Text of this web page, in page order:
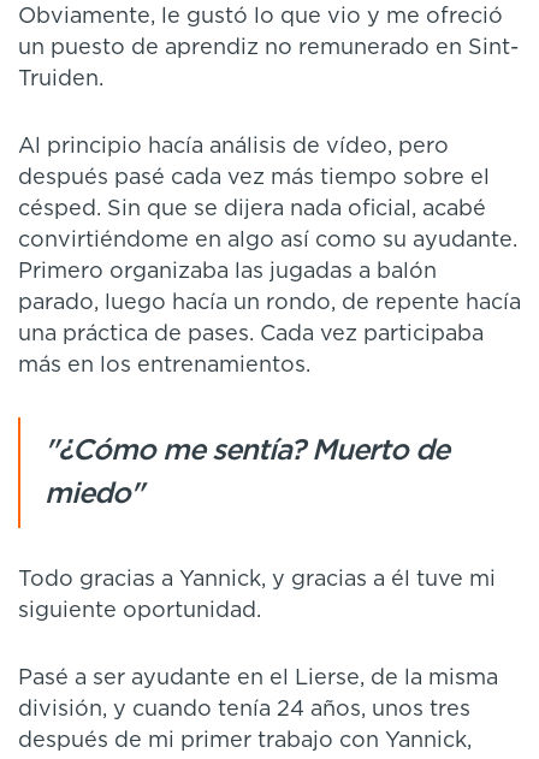
Obviamente, le gustó lo que vio y me ofreció
un puesto de aprendiz no remunerado en Sint-
Truiden.
Al principio hacía análisis de vídeo, pero
después pasé cada vez más tiempo sobre el
césped. Sin que se dijera nada oficial, acabé
convirtiéndome en algo así como su ayudante.
Primero organizaba las jugadas a balón
parado, luego hacía un rondo, de repente hacía
una práctica de pases. Cada vez participaba
más en los entrenamientos.
"¿Cómo me sentía? Muerto de
miedo"
Todo gracias a Yannick, y gracias a él tuve mi
siguiente oportunidad.
Pasé a ser ayudante en el Lierse, de la misma
división, y cuando tenía 24 años, unos tres
después de mi primer trabajo con Yannick,